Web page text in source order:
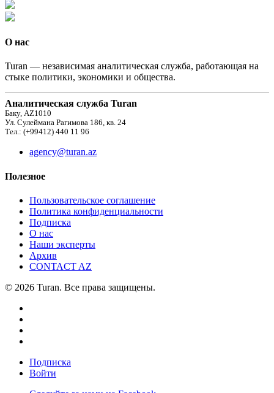
О нас
Turan — независимая аналитическая служба, работающая на
стыке политики, экономики и общества.
Аналитическая служба Turan
Баку, AZ1010
Ул. Сулеймана Рагимова 186, кв. 24
Тел.: (+99412) 440 11 96
agency@turan.az
Полезное
Пользовательское соглашение
Политика конфиденциальности
Подписка
О нас
Наши эксперты
Архив
CONTACT AZ
© 2026 Turan. Все права защищены.
Подписка
Войти